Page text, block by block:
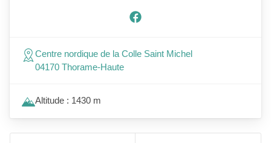
Centre nordique de la Colle Saint Michel
04170 Thorame-Haute
Altitude : 1430 m